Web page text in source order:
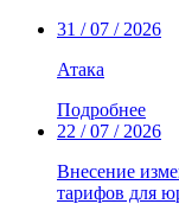
31 / 07 / 2026
Атака
Подробнее
22 / 07 / 2026
Внесение
тарифов для